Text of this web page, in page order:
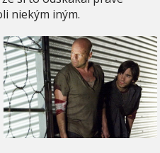
niekým iným.